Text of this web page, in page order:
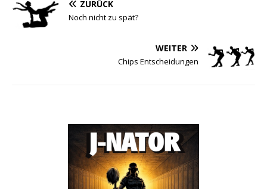
ZURÜCK
Noch nicht zu spät?
WEITER
Chips Entscheidungen